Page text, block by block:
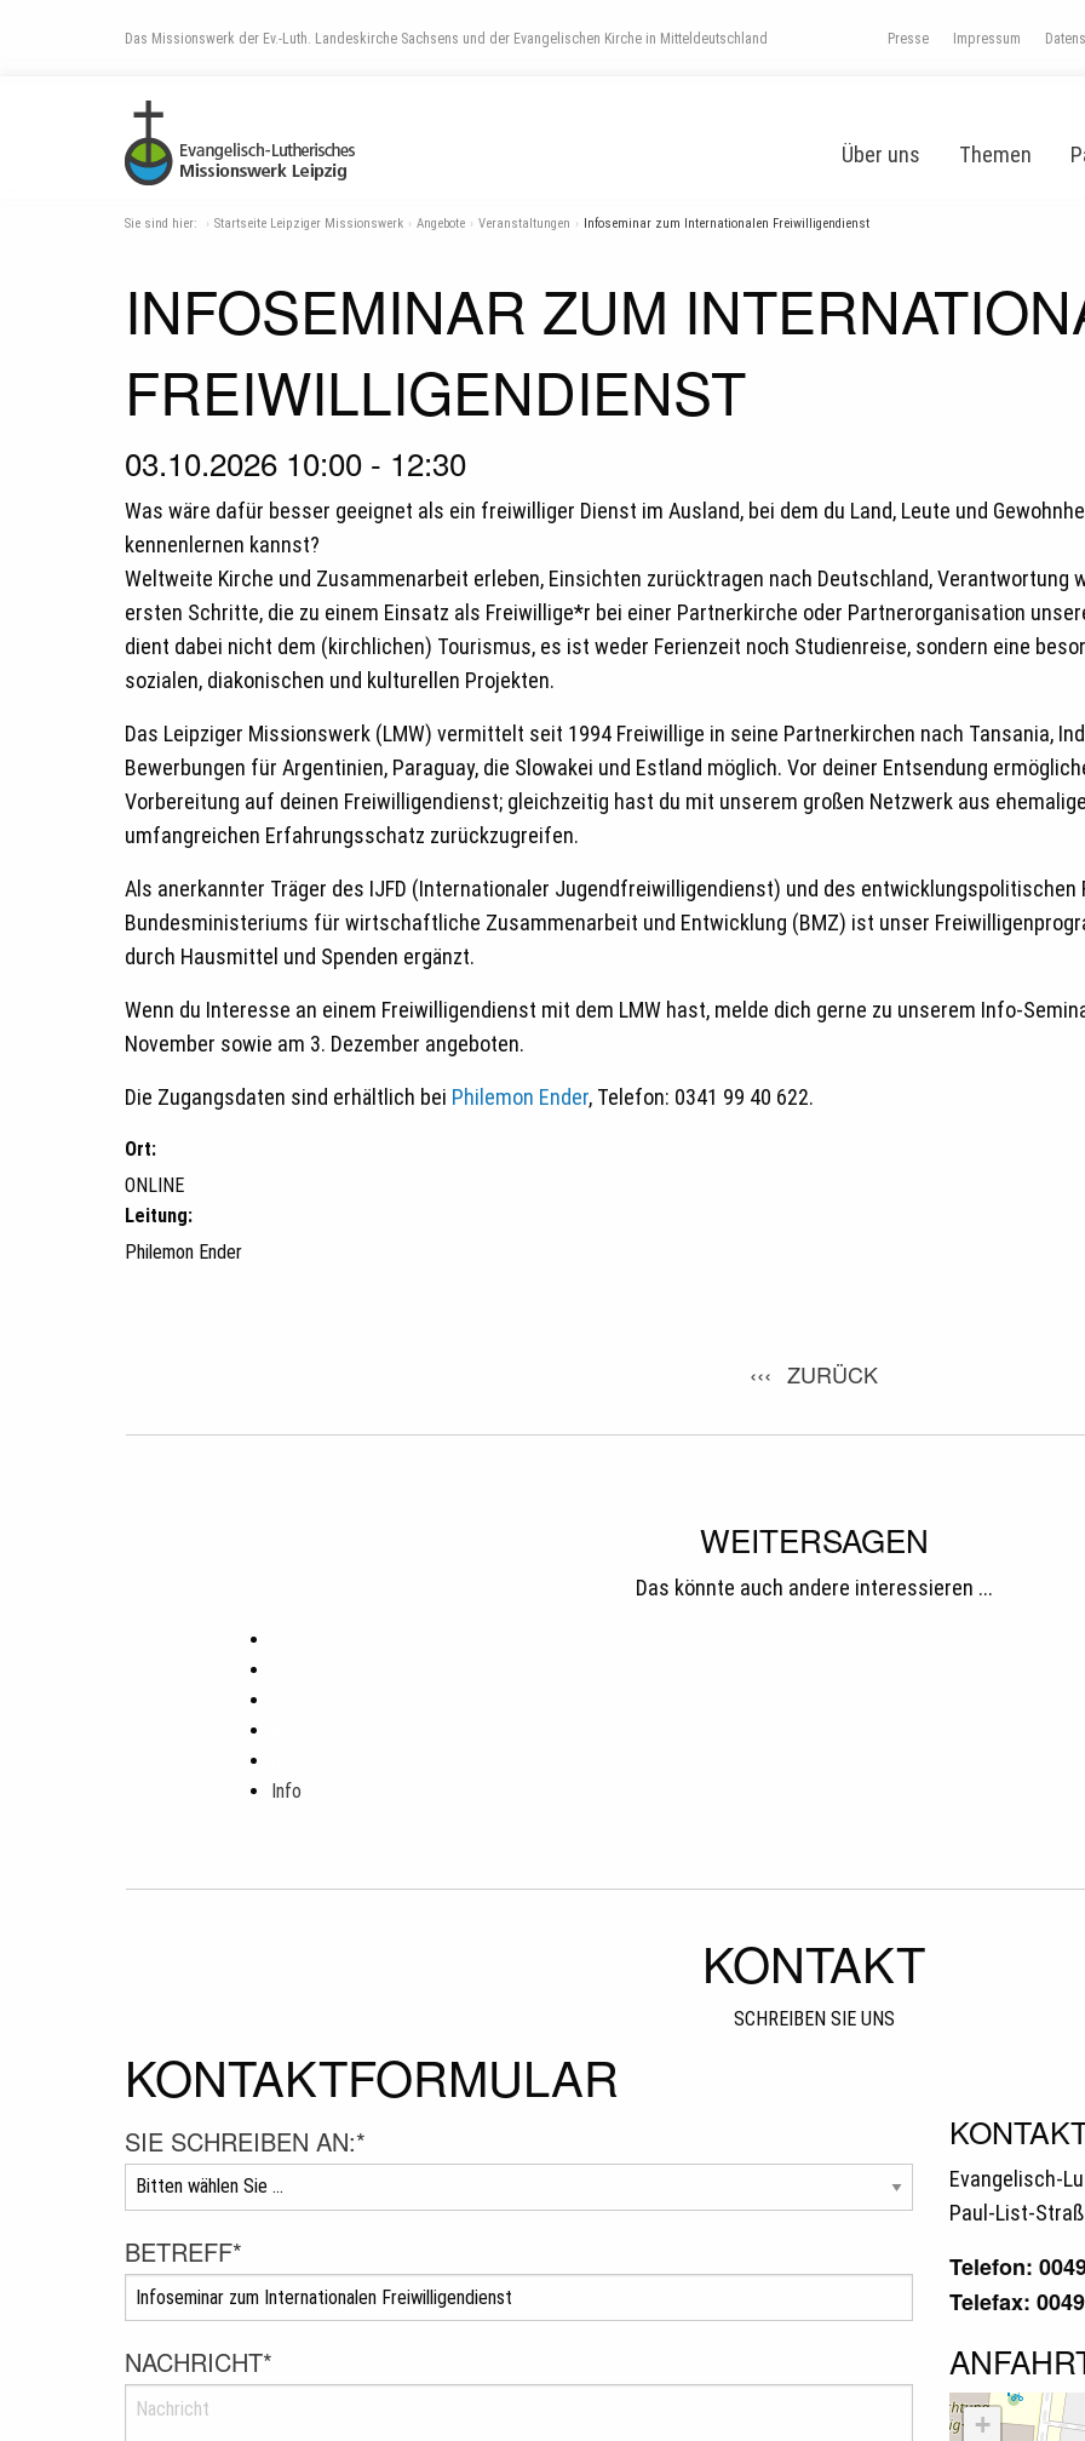
Das Missionswerk der Ev.-Luth. Landeskirche Sachsens und der Evangelischen Kirche in Mitteldeutschland Presse Impressum
Über uns Themen
Sie sind hier: Startseite Leipziger Missionswerk Angebote Veranstaltungen Infoseminar zum Internationalen Freiwilligendienst
INFOSEMINAR ZUM
FREIWILLIGENDIENST
03.10.2026 10:00 - 12:30
Was wäre dafür besser geeignet als ein freiwilliger Dienst im Ausland, bei dem du Land, Leute und
kennenlernen kannst?
Weltweite Kirche und Zusammenarbeit erleben, Einsichten zurücktragen nach Deutschland, Verantwortung
ersten Schritte, die zu einem Einsatz als Freiwillige*r bei einer Partnerkirche oder Partnerorganisation
dient dabei nicht dem (kirchlichen) Tourismus, es ist weder Ferienzeit noch Studienreise, sondern eine
sozialen, diakonischen und kulturellen Projekten.
Das Leipziger Missionswerk (LMW) vermittelt seit 1994 Freiwillige in seine Partnerkirchen nach Tansania,
Bewerbungen für Argentinien, Paraguay, die Slowakei und Estland möglich. Vor deiner Entsendung
Vorbereitung auf deinen Freiwilligendienst; gleichzeitig hast du mit unserem großen Netzwerk aus
umfangreichen Erfahrungsschatz zurückzugreifen.
Als anerkannter Träger des IJFD (Internationaler Jugendfreiwilligendienst) und des
Bundesministeriums für wirtschaftliche Zusammenarbeit und Entwicklung (BMZ) ist unser
durch Hausmittel und Spenden ergänzt.
Wenn du Interesse an einem Freiwilligendienst mit dem LMW hast, melde dich gerne zu unserem Info-
November sowie am 3. Dezember angeboten.
Die Zugangsdaten sind erhältlich bei Philemon Ender, Telefon: 0341 99 40 622.
Ort:
ONLINE
Leitung:
Philemon Ender
ZURÜCK
WEITERSAGEN
Das könnte auch andere interessieren ...
Info
KONTAKT
SCHREIBEN SIE UNS
KONTAKTFORMULAR
SIE SCHREIBEN AN:*
BETREFF*
NACHRICHT*
Evangelisch-
Paul-List-
Telefon:
Telefax:
+